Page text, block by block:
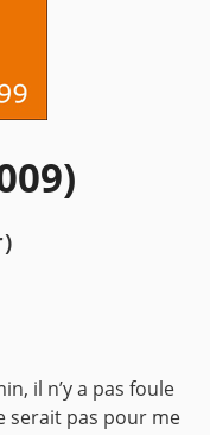
il n’y a pas foule
serait pas pour me